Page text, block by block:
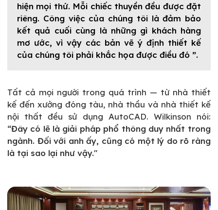
hiện mọi thứ. Mỗi chiếc thuyền đều được đặt
riêng. Công việc của chúng tôi là đảm bảo
kết quả cuối cùng là những gì khách hàng
mơ ước, vì vậy các bản vẽ ý định thiết kế
của chúng tôi phải khắc họa được điều đó ”.
Tất cả mọi người trong quá trình — từ nhà thiết
kế đến xưởng đóng tàu, nhà thầu và nhà thiết kế
nội thất đều sử dụng AutoCAD. Wilkinson nói:
“Đây có lẽ là giải pháp phổ thông duy nhất trong
ngành. Đối với anh ấy, cũng có một lý do rõ ràng
là tại sao lại như vậy."